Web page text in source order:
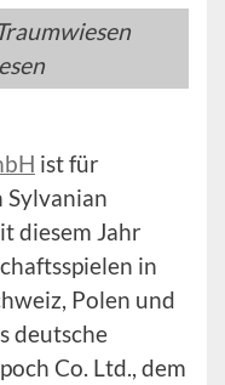
ist für
diesem Jahr
in
Polen und
deutsche
Co. Ltd., dem